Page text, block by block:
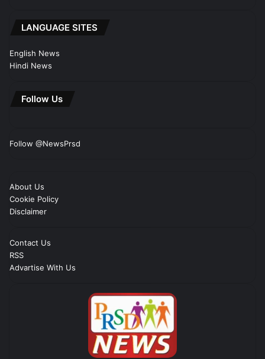
LANGUAGE SITES
English News
Hindi News
Follow Us
Follow @NewsPrsd
About Us
Cookie Policy
Disclaimer
Contact Us
RSS
Advartise With Us